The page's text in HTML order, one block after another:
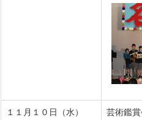
１１月１０日（水） 芸術鑑